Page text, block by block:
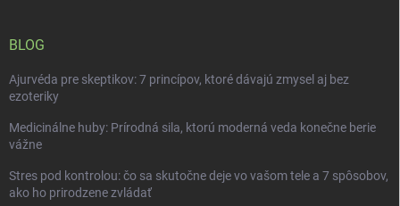
BLOG
Ajurvéda pre skeptikov: 7 princípov, ktoré dávajú zmysel aj bez
ezoteriky
Medicinálne huby: Prírodná sila, ktorú moderná veda konečne berie
vážne
Stres pod kontrolou: čo sa skutočne deje vo vašom tele a 7 spôsobov,
ako ho prirodzene zvládať